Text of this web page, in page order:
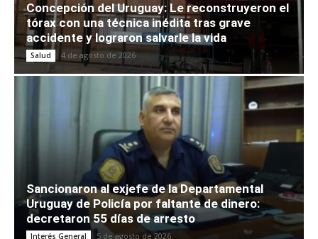
Concepción del Uruguay: Le reconstruyeron el
tórax con una técnica inédita tras grave
accidente y lograron salvarle la vida
Salud 4 de agosto de 2026
Sancionaron al exjefe de la Departamental
Uruguay de Policía por faltante de dinero:
decretaron 55 días de arresto
Interés General 5 de agosto de 2026